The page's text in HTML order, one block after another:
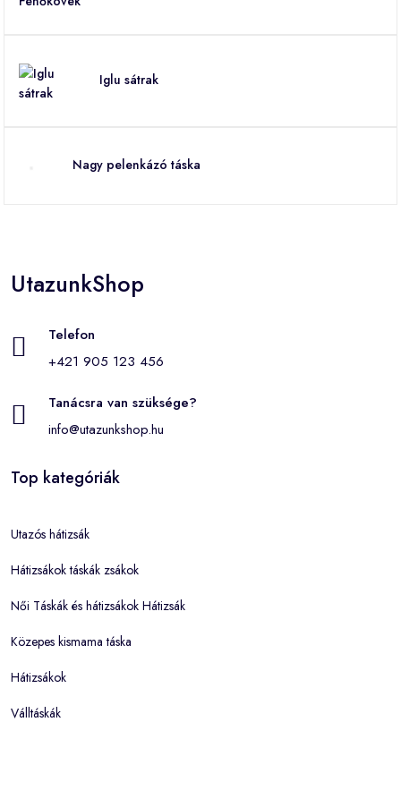
Iglu sátrak
Nagy pelenkázó táska
UtazunkShop
Telefon
+421 905 123 456
Tanácsra van szüksége?
info@utazunkshop.hu
Top kategóriák
Utazós hátizsák
Hátizsákok táskák zsákok
Női Táskák és hátizsákok Hátizsák
Közepes kismama táska
Hátizsákok
Válltáskák